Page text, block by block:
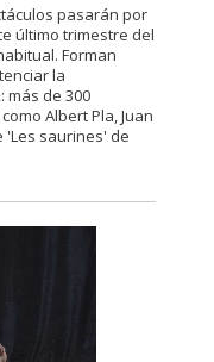
pasarán por
último trimestre del
Forman
la
más de 300
Albert Pla, Juan
'Les saurines' de